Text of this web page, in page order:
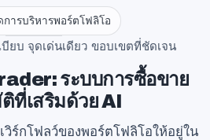
ารบริหารพอร์ตโฟลิโอ
ยบ จุดเด่นเดียว ขอบเขตที่ชัดเจน
ระบบการซื้อขาย
ที่เสริมด้วย AI
วิร์กโฟลว์ของพอร์ตโฟลิโอให้อยู่ใน